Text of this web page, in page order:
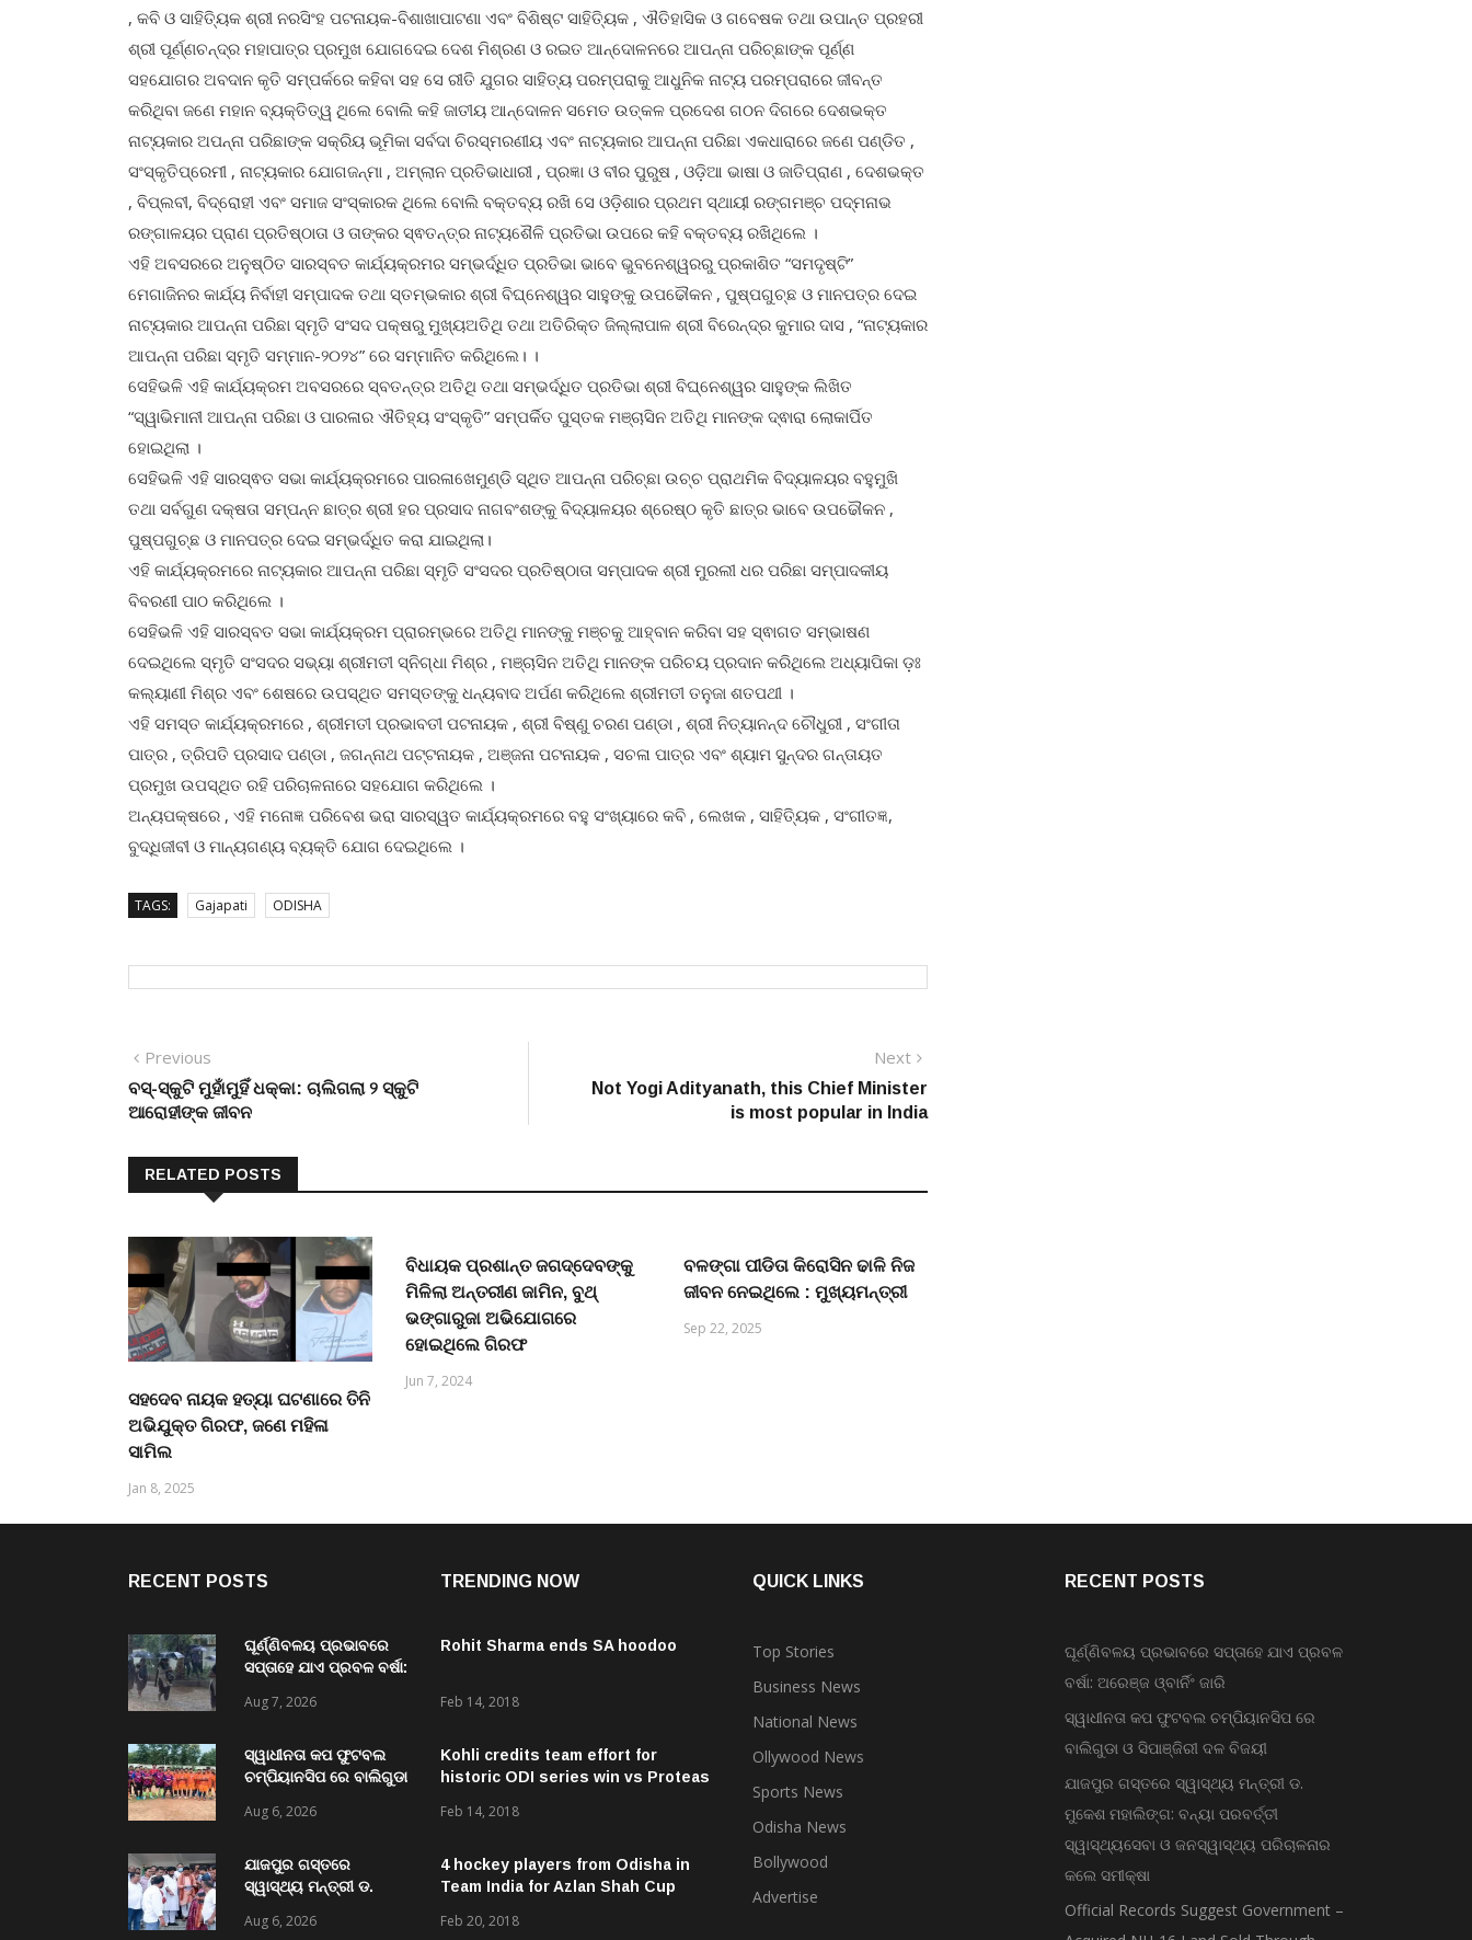
, କବି ଓ ସାହିତ୍ୟିକ ଶ୍ରୀ ନରସିଂହ ପଟନାୟକ-ବିଶାଖାପାଟଣା ଏବଂ ବିଶିଷ୍ଟ ସାହିତ୍ୟିକ , ଐତିହାସିକ ଓ ଗବେଷକ ତଥା ଉପାନ୍ତ ପ୍ରହରୀ
ଶ୍ରୀ ପୂର୍ଣ୍ଣଚନ୍ଦ୍ର ମହାପାତ୍ର ପ୍ରମୁଖ ଯୋଗଦେଇ ଦେଶ ମିଶ୍ରଣ ଓ ରଇତ ଆନ୍ଦୋଳନରେ ଆପନ୍ନା ପରିଚ୍ଛାଙ୍କ ପୂର୍ଣ୍ଣ
ସହଯୋଗର ଅବଦାନ କୃତି ସମ୍ପର୍କରେ କହିବା ସହ ସେ ରୀତି ଯୁଗର ସାହିତ୍ୟ ପରମ୍ପରାକୁ ଆଧୁନିକ ନାଟ୍ୟ ପରମ୍ପରାରେ ଜୀବନ୍ତ
କରିଥିବା ଜଣେ ମହାନ ବ୍ୟକ୍ତିତ୍ୱ ଥିଲେ ବୋଲି କହି ଜାତୀୟ ଆନ୍ଦୋଳନ ସମେତ ଉତ୍କଳ ପ୍ରଦେଶ ଗଠନ ଦିଗରେ ଦେଶଭକ୍ତ
ନାଟ୍ୟକାର ଅପନ୍ନା ପରିଛାଙ୍କ ସକ୍ରିୟ ଭୂମିକା ସର୍ବଦା ଚିରସ୍ମରଣୀୟ ଏବଂ ନାଟ୍ୟକାର ଆପନ୍ନା ପରିଛା ଏକଧାରାରେ ଜଣେ ପଣ୍ଡିତ ,
ସଂସ୍କୃତିପ୍ରେମୀ , ନାଟ୍ୟକାର ଯୋଗଜନ୍ମା , ଅମ୍ଲାନ ପ୍ରତିଭାଧାରୀ , ପ୍ରଜ୍ଞା ଓ ବୀର ପୁରୁଷ , ଓଡ଼ିଆ ଭାଷା ଓ ଜାତିପ୍ରାଣ , ଦେଶଭକ୍ତ
, ବିପ୍ଲବୀ, ବିଦ୍ରୋହୀ ଏବଂ ସମାଜ ସଂସ୍କାରକ ଥିଲେ ବୋଲି ବକ୍ତବ୍ୟ ରଖି ସେ ଓଡ଼ିଶାର ପ୍ରଥମ ସ୍ଥାୟୀ ରଙ୍ଗମଞ୍ଚ ପଦ୍ମନାଭ
ରଙ୍ଗାଳୟର ପ୍ରାଣ ପ୍ରତିଷ୍ଠାତା ଓ ତାଙ୍କର ସ୍ଵତନ୍ତ୍ର ନାଟ୍ୟଶୈଳି ପ୍ରତିଭା ଉପରେ କହି ବକ୍ତବ୍ୟ ରଖିଥିଲେ ।
ଏହି ଅବସରରେ ଅନୁଷ୍ଠିତ ସାରସ୍ବତ କାର୍ଯ୍ୟକ୍ରମର ସମ୍ଭର୍ଦ୍ଧିତ ପ୍ରତିଭା ଭାବେ ଭୁବନେଶ୍ୱରରୁ ପ୍ରକାଶିତ “ସମଦୃଷ୍ଟି”
ମେଗାଜିନର କାର୍ଯ୍ୟ ନିର୍ବାହୀ ସମ୍ପାଦକ ତଥା ସ୍ତମ୍ଭକାର ଶ୍ରୀ ବିଘ୍ନେଶ୍ୱର ସାହୁଙ୍କୁ ଉପଢୌକନ , ପୁଷ୍ପଗୁଚ୍ଛ ଓ ମାନପତ୍ର ଦେଇ
ନାଟ୍ୟକାର ଆପନ୍ନା ପରିଛା ସ୍ମୃତି ସଂସଦ ପକ୍ଷରୁ ମୁଖ୍ୟଅତିଥି ତଥା ଅତିରିକ୍ତ ଜିଲ୍ଲାପାଳ ଶ୍ରୀ ବିରେନ୍ଦ୍ର କୁମାର ଦାସ , “ନାଟ୍ୟକାର
ଆପନ୍ନା ପରିଛା ସ୍ମୃତି ସମ୍ମାନ-୨୦୨୪” ରେ ସମ୍ମାନିତ କରିଥିଲେ। ।
ସେହିଭଳି ଏହି କାର୍ଯ୍ୟକ୍ରମ ଅବସରରେ ସ୍ବତନ୍ତ୍ର ଅତିଥି ତଥା ସମ୍ଭର୍ଦ୍ଧିତ ପ୍ରତିଭା ଶ୍ରୀ ବିଘ୍ନେଶ୍ୱର ସାହୁଙ୍କ ଲିଖିତ
“ସ୍ୱାଭିମାନୀ ଆପନ୍ନା ପରିଛା ଓ ପାରଳାର ଐତିହ୍ୟ ସଂସ୍କୃତି” ସମ୍ପର୍କିତ ପୁସ୍ତକ ମଞ୍ଚାସିନ ଅତିଥି ମାନଙ୍କ ଦ୍ଵାରା ଲୋକାର୍ପିତ
ହୋଇଥିଲା ।
ସେହିଭଳି ଏହି ସାରସ୍ଵତ ସଭା କାର୍ଯ୍ୟକ୍ରମରେ ପାରଳାଖେମୁଣ୍ଡି ସ୍ଥିତ ଆପନ୍ନା ପରିଚ୍ଛା ଉଚ୍ଚ ପ୍ରାଥମିକ ବିଦ୍ୟାଳୟର ବହୁମୁଖି
ତଥା ସର୍ବଗୁଣ ଦକ୍ଷତା ସମ୍ପନ୍ନ ଛାତ୍ର ଶ୍ରୀ ହର ପ୍ରସାଦ ନାଗବଂଶଙ୍କୁ ବିଦ୍ୟାଳୟର ଶ୍ରେଷ୍ଠ କୃତି ଛାତ୍ର ଭାବେ ଉପଢୌକନ ,
ପୁଷ୍ପଗୁଚ୍ଛ ଓ ମାନପତ୍ର ଦେଇ ସମ୍ଭର୍ଦ୍ଧିତ କରା ଯାଇଥିଲା।
ଏହି କାର୍ଯ୍ୟକ୍ରମରେ ନାଟ୍ୟକାର ଆପନ୍ନା ପରିଛା ସ୍ମୃତି ସଂସଦର ପ୍ରତିଷ୍ଠାତା ସମ୍ପାଦକ ଶ୍ରୀ ମୁରଲୀ ଧର ପରିଛା ସମ୍ପାଦକୀୟ
ବିବରଣୀ ପାଠ କରିଥିଲେ ।
ସେହିଭଳି ଏହି ସାରସ୍ବତ ସଭା କାର୍ଯ୍ୟକ୍ରମ ପ୍ରାରମ୍ଭରେ ଅତିଥି ମାନଙ୍କୁ ମଞ୍ଚକୁ ଆହ୍ବାନ କରିବା ସହ ସ୍ଵାଗତ ସମ୍ଭାଷଣ
ଦେଇଥିଲେ ସ୍ମୃତି ସଂସଦର ସଭ୍ୟା ଶ୍ରୀମତୀ ସ୍ନିଗ୍ଧା ମିଶ୍ର , ମଞ୍ଚାସିନ ଅତିଥି ମାନଙ୍କ ପରିଚୟ ପ୍ରଦାନ କରିଥିଲେ ଅଧ୍ୟାପିକା ଡ଼ଃ
କଲ୍ୟାଣୀ ମିଶ୍ର ଏବଂ ଶେଷରେ ଉପସ୍ଥିତ ସମସ୍ତଙ୍କୁ ଧନ୍ୟବାଦ ଅର୍ପଣ କରିଥିଲେ ଶ୍ରୀମତୀ ତନୁଜା ଶତପଥୀ ।
ଏହି ସମସ୍ତ କାର୍ଯ୍ୟକ୍ରମରେ , ଶ୍ରୀମତୀ ପ୍ରଭାବତୀ ପଟନାୟକ , ଶ୍ରୀ ବିଷ୍ଣୁ ଚରଣ ପଣ୍ଡା , ଶ୍ରୀ ନିତ୍ୟାନନ୍ଦ ଚୌଧୁରୀ , ସଂଗୀତା
ପାତ୍ର , ତ୍ରିପତି ପ୍ରସାଦ ପଣ୍ଡା , ଜଗନ୍ନାଥ ପଟ୍ଟନାୟକ , ଅଞ୍ଜନା ପଟନାୟକ , ସଚଳା ପାତ୍ର ଏବଂ ଶ୍ୟାମ ସୁନ୍ଦର ଗନ୍ତାୟତ
ପ୍ରମୁଖ ଉପସ୍ଥିତ ରହି ପରିଚାଳନାରେ ସହଯୋଗ କରିଥିଲେ ।
ଅନ୍ୟପକ୍ଷରେ , ଏହି ମନୋଜ୍ଞ ପରିବେଶ ଭରା ସାରସ୍ୱତ କାର୍ଯ୍ୟକ୍ରମରେ ବହୁ ସଂଖ୍ୟାରେ କବି , ଲେଖକ , ସାହିତ୍ୟିକ , ସଂଗୀତଜ୍ଞ,
ବୁଦ୍ଧିଜୀବୀ ଓ ମାନ୍ୟଗଣ୍ୟ ବ୍ୟକ୍ତି ଯୋଗ ଦେଇଥିଲେ ।
TAGS: Gajapati ODISHA
Post
navigation
Previous
post:
ବସ୍-ସ୍କୁଟି ମୁହାଁମୁହିଁ ଧକ୍କା: ଚାଲିଗଲା ୨ ସ୍କୁଟି
ଆରୋହୀଙ୍କ ଜୀବନ
Next
Not Yogi Adityanath, this Chief Minister
is most popular in India
RELATED POSTS
ସହଦେବ ନାୟକ ହତ୍ୟା ଘଟଣାରେ ତିନି
ଅଭିଯୁକ୍ତ ଗିରଫ, ଜଣେ ମହିଳା
ସାମିଲ
Jan 8, 2025
ବିଧାୟକ ପ୍ରଶାନ୍ତ ଜଗଦ୍ଦେବଙ୍କୁ
ମିଳିଲା ଅନ୍ତରୀଣ ଜାମିନ, ବୁଥ୍
ଭଙ୍ଗାରୁଜା ଅଭିଯୋଗରେ
ହୋଇଥିଲେ ଗିରଫ
Jun 7, 2024
ବଳଙ୍ଗା ପୀଡିତା କିରୋସିନ ଢାଳି ନିଜ
ଜୀବନ ନେଇଥିଲେ : ମୁଖ୍ୟମନ୍ତ୍ରୀ
Sep 22, 2025
RECENT POSTS
ଘୂର୍ଣ୍ଣିବଳୟ ପ୍ରଭାବରେ
ସପ୍ତାହେ ଯାଏ ପ୍ରବଳ ବର୍ଷା:
Aug 7, 2026
ସ୍ୱାଧୀନତା କପ ଫୁଟବଲ
ଚମ୍ପିୟାନସିପ ରେ ବାଲିଗୁଡା
Aug 6, 2026
ଯାଜପୁର ଗସ୍ତରେ
ସ୍ୱାସ୍ଥ୍ୟ ମନ୍ତ୍ରୀ ଡ.
ପରବର୍ତ୍ତୀ ସ୍ୱାସ୍ଥ୍ୟସେବା
Aug 6, 2026
TRENDING NOW
Rohit Sharma ends SA hoodoo
Feb 14, 2018
Kohli credits team effort for
historic ODI series win vs Proteas
Feb 14, 2018
4 hockey players from Odisha in
Team India for Azlan Shah Cup
Feb 20, 2018
QUICK LINKS
Top Stories
Business News
National News
Ollywood News
Sports News
Odisha News
Bollywood
Advertise
RECENT POSTS
ଘୂର୍ଣ୍ଣିବଳୟ ପ୍ରଭାବରେ ସପ୍ତାହେ ଯାଏ ପ୍ରବଳ
ବର୍ଷା: ଅରେଞ୍ଜ ଓ୍ବାର୍ନିଂ ଜାରି
ସ୍ୱାଧୀନତା କପ ଫୁଟବଲ ଚମ୍ପିୟାନସିପ ରେ
ବାଲିଗୁଡା ଓ ସିପାଞ୍ଜିରୀ ଦଳ ବିଜୟୀ
ଯାଜପୁର ଗସ୍ତରେ ସ୍ୱାସ୍ଥ୍ୟ ମନ୍ତ୍ରୀ ଡ.
ମୁକେଶ ମହାଲିଙ୍ଗ: ବନ୍ୟା ପରବର୍ତ୍ତୀ
ସ୍ୱାସ୍ଥ୍ୟସେବା ଓ ଜନସ୍ୱାସ୍ଥ୍ୟ ପରିଚାଳନାର
କଲେ ସମୀକ୍ଷା
Official Records Suggest Government –